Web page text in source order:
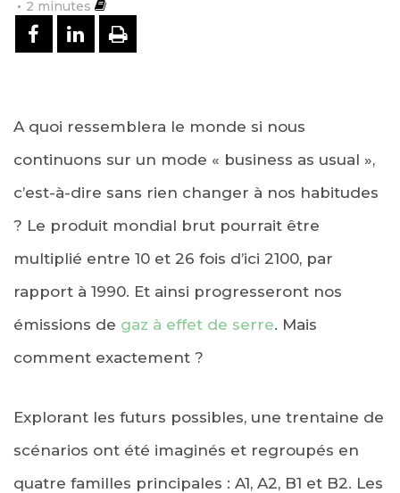
2 minutes
PARTAGER SUR FACEBOOK
PARTAGER SUR LINKEDIN
IMPRIMER
A quoi ressemblera le monde si nous
continuons sur un mode « business as usual »,
c’est-à-dire sans rien changer à nos habitudes
? Le produit mondial brut pourrait être
multiplié entre 10 et 26 fois d’ici 2100, par
rapport à 1990. Et ainsi progresseront nos
émissions de gaz à effet de serre. Mais
comment exactement ?
Explorant les futurs possibles, une trentaine de
scénarios ont été imaginés et regroupés en
quatre familles principales : A1, A2, B1 et B2. Les